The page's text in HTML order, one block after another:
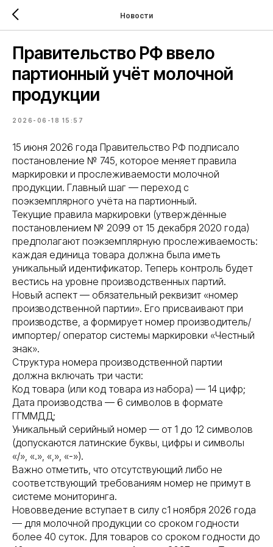
Новости
Правительство РФ ввело
партионный учёт молочной
продукции
2026-06-18 15:57
15 июня 2026 года Правительство РФ подписало
постановление № 745, которое меняет правила
маркировки и прослеживаемости молочной
продукции. Главный шаг — переход с
поэкземплярного учёта на партионный.
Текущие правила маркировки (утверждённые
постановлением № 2099 от 15 декабря 2020 года)
предполагают поэкземплярную прослеживаемость:
каждая единица товара должна была иметь
уникальный идентификатор. Теперь контроль будет
вестись на уровне производственных партий.
Новый аспект — обязательный реквизит «номер
производственной партии». Его присваивают при
производстве, а формирует номер производитель/
импортер/ оператор системы маркировки «Честный
знак».
Структура номера производственной партии
должна включать три части:
Код товара (или код товара из набора) — 14 цифр;
Дата производства — 6 символов в формате
ГГММДД;
Уникальный серийный номер — от 1 до 12 символов
(допускаются латинские буквы, цифры и символы
«/», «.», «,», «-»).
Важно отметить, что отсутствующий либо не
соответствующий требованиям номер не примут в
системе мониторинга.
Нововведение вступает в силу с1 ноября 2026 года
— для молочной продукции со сроком годности
более 40 суток. Для товаров со сроком годности до